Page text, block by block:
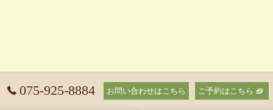
075-925-8884 お問い合わせはこちら ご予約はこちら